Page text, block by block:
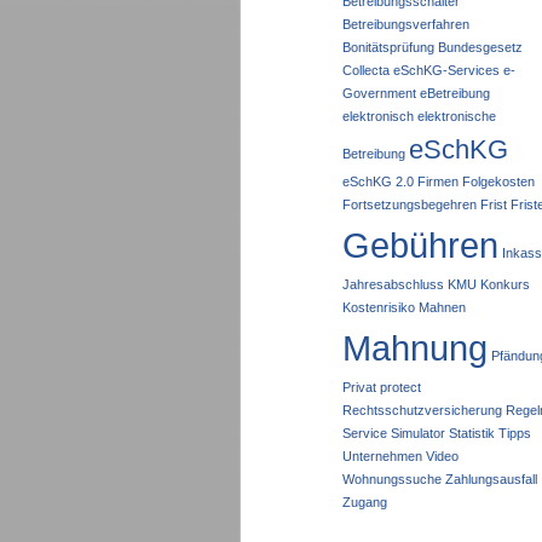
Betreibungsverfahren
Bonitätsprüfung Bundesgesetz
Collecta eSchKG-Services e-
Government eBetreibung
elektronisch elektronische
Betreibung eSchKG
eSchKG 2.0 Firmen Folgekosten
Fortsetzungsbegehren Frist
Gebühren
Jahresabschluss KMU Konkurs
Kostenrisiko Mahnen
Mahnung
Privat protect
Rechtsschutzversicherung
Service Simulator Statistik Tipps
Unternehmen Video
Wohnungssuche Zahlungsausfall
Zugang